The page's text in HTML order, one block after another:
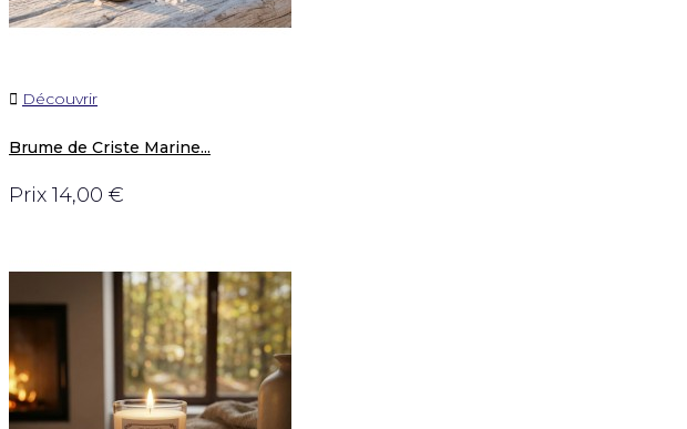
 Découvrir
Brume de Criste Marine...
Prix 14,00 €